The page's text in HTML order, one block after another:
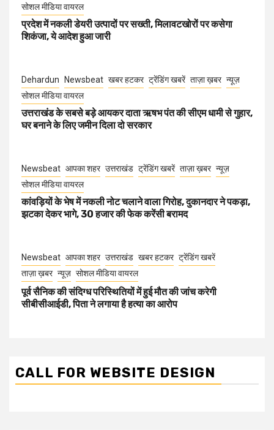
सोशल मीडिया वायरल
प्रदेश में नकली डेयरी उत्पादों पर सख्ती, मिलावटखोरों पर कसेगा
शिकंजा, ये आदेश हुआ जारी
Dehardun Newsbeat खबर हटकर ट्रेंडिंग खबरें ताज़ा ख़बर न्यूज़
सोशल मीडिया वायरल
उत्तराखंड के सबसे बड़े आयकर दाता ऋषभ पंत की सीएम धामी से गुहार,
घर बनाने के लिए जमीन दिला दो सरकार
Newsbeat आपका शहर उत्तराखंड ट्रेंडिंग खबरें ताज़ा ख़बर न्यूज़
सोशल मीडिया वायरल
कांवड़ियों के भेष में नकली नोट चलाने वाला गिरोह, दुकानदार ने पकड़ा,
झटका देकर भागे, 30 हजार की फेक करेंसी बरामद
Newsbeat आपका शहर उत्तराखंड खबर हटकर ट्रेंडिंग खबरें
ताज़ा ख़बर न्यूज़ सोशल मीडिया वायरल
पूर्व सैनिक की संदिग्ध परिस्थितियों में हुई मौत की जांच करेगी
सीबीसीआईडी, पिता ने लगाया है हत्या का आरोप
CALL FOR WEBSITE DESIGN